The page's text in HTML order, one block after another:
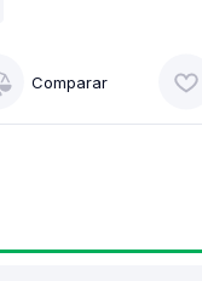
Comparar